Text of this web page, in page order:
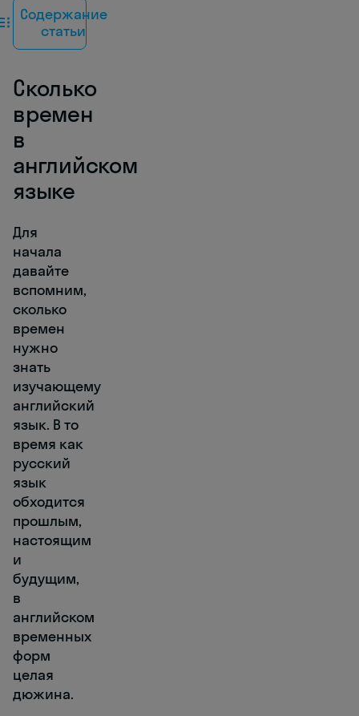
Содержание
статьи
Сколько
времен
в
английском
языке
Для
начала
давайте
вспомним,
сколько
времен
нужно
знать
изучающему
английский
язык. В то
время как
русский
язык
обходится
прошлым,
настоящим
и
будущим,
в
английском
временных
форм
целая
дюжина.